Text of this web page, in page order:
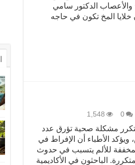
والأعصاب الدكتور سامي
خلايا المخ تكون في حاجه
0
1,548
مشكلة صحية تؤرق عدد
ويؤكد الأطباء أن الإفراط في
المخففة للألم يتسبب في حدوث
الباحثون في الأكاديمية